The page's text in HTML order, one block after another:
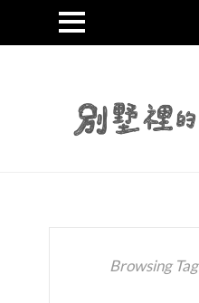
Browsing Tag